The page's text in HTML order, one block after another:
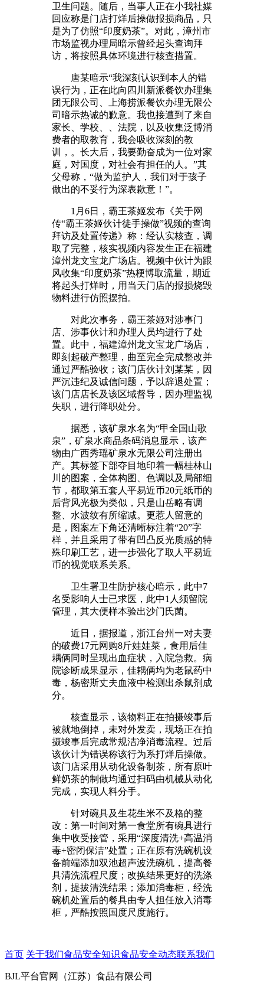
卫生问题。随后，当事人正在小我社媒
回应称是门店打烊后操做报损商品，只
是为了仿照“印度奶茶”。对此，漳州市
市场监视办理局暗示曾经起头查询拜
访，将按照具体环境进行核查措置。
唐某暗示“我深刻认识到本人的错
误行为，正在此向四川新派餐饮办理集
团无限公司、上海捞派餐饮办理无限公
司暗示热诚的歉意。我也接遭到了来自
家长、学校、、法院，以及收集泛博消
费者的取教育，我会吸收深刻的教
训，。长大后，我要勤奋成为一位对家
庭，对国度，对社会有担任的人。”其
父母称，“做为监护人，我们对于孩子
做出的不妥行为深表歉意！”。
1月6日，霸王茶姬发布《关于网
传“霸王茶姬伙计徒手操做”视频的查询
拜访及处置传递》称：经认实核查，调
取了完整，核实视频内容发生正在福建
漳州龙文宝龙广场店。视频中伙计为跟
风收集“印度奶茶”热梗博取流量，期近
将起头打烊时，用当天门店的报损烧毁
物料进行仿照摆拍。
对此次事务，霸王茶姬对涉事门
店、涉事伙计和办理人员均进行了处
置。此中，福建漳州龙文宝龙广场店，
即刻起破产整理，曲至完全完成整改并
通过严酷验收；该门店伙计刘某某，因
严沉违纪及诚信问题，予以辞退处置；
该门店店长及该区域督导，因办理监视
失职，进行降职处分。
据悉，该矿泉水名为“甲全国山歌
泉”，矿泉水商品条码消息显示，该产
物由广西秀瑶矿泉水无限公司注册出
产。其标签下部夺目地印着一幅桂林山
川的图案，全体构图、色调以及局部细
节，都取第五套人平易近币20元纸币的
后背风光极为类似，只是山岳略有调
整、水波纹有所缩减。更惹人留意的
是，图案左下角还清晰标注着“20”字
样，并且采用了带有凹凸反光质感的特
殊印刷工艺，进一步强化了取人平易近
币的视觉联系关系。
卫生署卫生防护核心暗示，此中7
名受影响人士已求医，此中1人须留院
管理，其大便样本验出沙门氏菌。
近日，据报道，浙江台州一对夫妻
的破费17元网购8斤娃娃菜，食用后佳
耦俩同时呈现出血症状，入院急救。病
院诊断成果显示，佳耦俩均为老鼠药中
毒，杨密斯丈夫血液中检测出杀鼠剂成
分。
核查显示，该物料正在拍摄竣事后
被就地倒掉，未对外发卖，现场正在拍
摄竣事后完成常规洁净消毒流程。过后
该伙计为错误称该行为系打烊后操做。
该门店采用从动化设备制茶，所有原叶
鲜奶茶的制做均通过扫码由机械从动化
完成，实现人料分手。
针对碗具及生花生米不及格的整
改：第一时间对第一食堂所有碗具进行
集中收受接管，采用“深度清洗+高温消
毒+密闭保洁”处置；正在原有洗碗机设
备前端添加双池超声波洗碗机，提高餐
具清洗流程尺度；改换结果更好的洗涤
剂，提拔清洗结果；添加消毒柜，经洗
碗机处置后的餐具由专人担任放入消毒
柜，严酷按照国度尺度施行。
首页 关于我们食品安全知识食品安全动态联系我们
BJL平台官网（江苏）食品有限公司